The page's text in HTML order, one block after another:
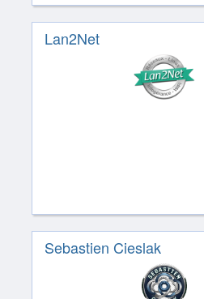
Lan2Net
Sebastien Cieslak